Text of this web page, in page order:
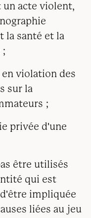
acte violent,
la santé et la
;
violation des
sur la
;
privée d'une
être utilisés
qui est
impliquée
liées au jeu